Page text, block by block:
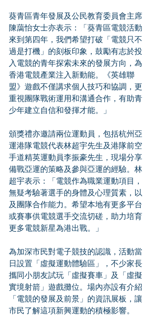
葵青區青年發展及公民教育委員會主席
陳藹怡女士亦表示：「葵青區電競活動
來到第四年，我們希望打破「電競只不
過是打機」的刻板印象，鼓勵有志於投
入電競的青年探索未來的發展方向，為
香港電競產業注入新動能。《英雄聯
盟》遊戲不僅講求個人技巧和協調，更
重視團隊戰術運用和溝通合作，有助青
少年建立自信和發揮才能。」
頒獎禮亦邀請兩位運動員，包括杭州亞
運港隊電競代表林超宇先生及港隊前空
手道精英運動員李振豪先生，現場分享
備戰亞運的策略及參與亞運的經驗。林
超宇表示：「電競作為職業運動項目，
無疑考驗著選手的身體及心理質素，以
及團隊合作能力。希望本地有更多平台
或賽事供電競選手交流切磋，助力培育
更多電競新星為港出戰。」
為加深市民對電子競技的認識，活動當
日設置「虛擬運動體驗區」，不少家長
攜同小朋友試玩「虛擬賽車」及「虛擬
實境射箭」遊戲攤位。場內亦設有介紹
「電競的發展及前景」的資訊展板，讓
市民了解這項新興運動的積極影響。